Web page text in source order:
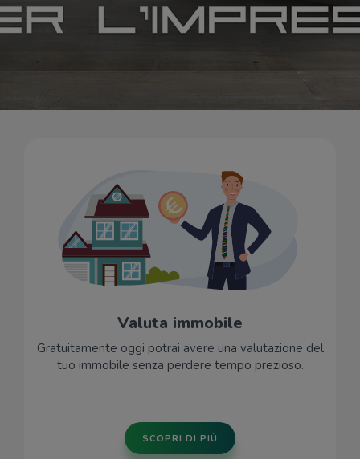
Valuta immobile
Gratuitamente oggi potrai avere una valutazione del
tuo immobile senza perdere tempo prezioso.
SCOPRI DI PIÙ